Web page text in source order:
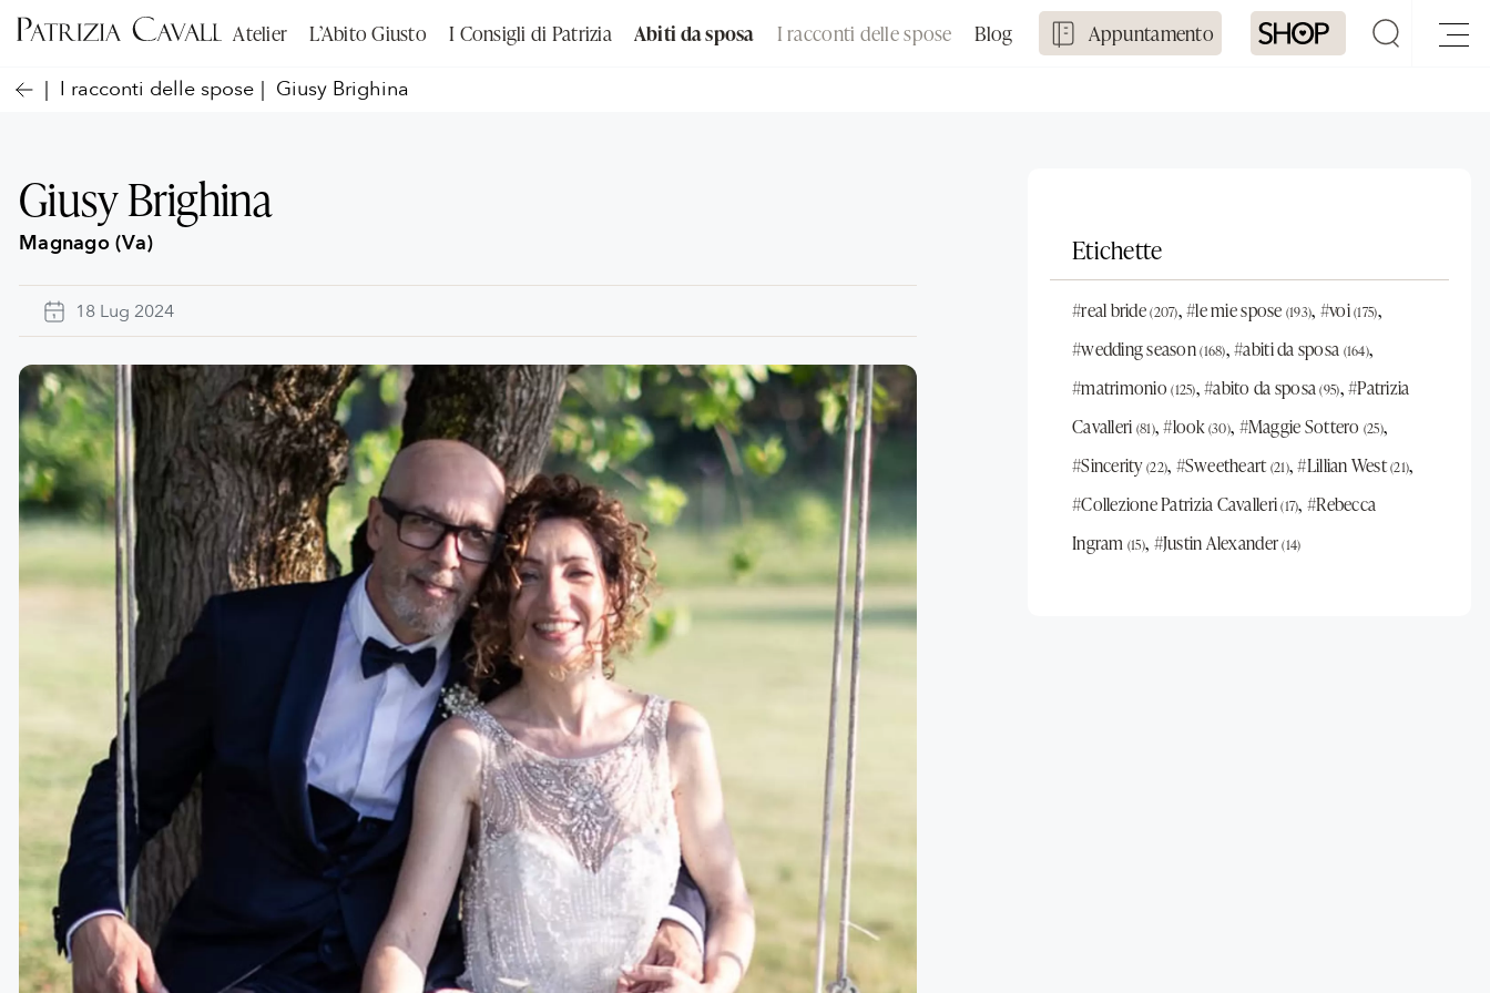
Atelier L’Abito Giusto I Consigli di Patrizia Abiti da sposa I racconti delle spose Blog Appuntamento
I racconti delle spose Giusy Brighina
Giusy Brighina
Magnago (Va)
18 Lug 2024
Etichette
#real bride(207),#le mie spose (193), #voi(175),
#wedding season(168),#abiti da sposa (164),
#matrimonio(125),#abito da sposa(95),#Patrizia
Cavalleri (81),#look(30), #Maggie Sottero (25),
#Sincerity(22), #Sweetheart(21),#Lillian West(21),
#Collezione Patrizia Cavalleri(17), #Rebecca
Ingram (15), #Justin Alexander(14)